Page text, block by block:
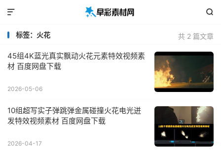


共 2 篇文章
标签：火花
45组4K蓝光真实飘动火花元素特效视频素
材 百度网盘下载
2026-05-06
10组超写实子弹跳弹金属碰撞火花电光迸
发特效视频素材 百度网盘下载
2026-04-17